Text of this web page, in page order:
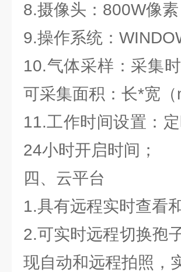
8.摄像头：800W像素
9.操作系统：
10.气体采样：采集
可采集面积：长*宽
11.工作时间设置：
24小时开启时间；
四、云平台
1.具有远程实时查看
2.可实时远程切换孢
现自动和远程拍照，